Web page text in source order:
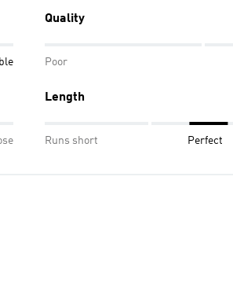
Quality
Poor
Length
Runs short Perfect